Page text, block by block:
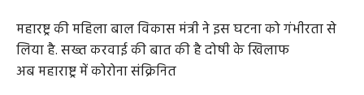
महारष्ट्र की महिला बाल विकास मंत्री ने इस घटना को गंभीरता से
लिया है. सख्त करवाई की बात की है दोषी के खिलाफ
अब महाराष्ट्र में कोरोना संक्रिनित